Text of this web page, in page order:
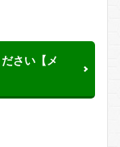
さい【メ